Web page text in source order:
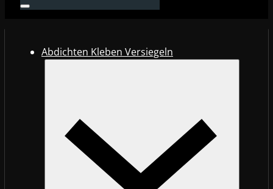
Abdichten Kleben Versiegeln